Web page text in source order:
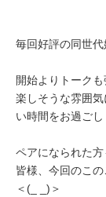
毎回好評の同世
開始よりトーク
楽しそうな雰囲
い時間をお過ご
ペアになられた
皆様、今回のこ
＜(_ _)＞